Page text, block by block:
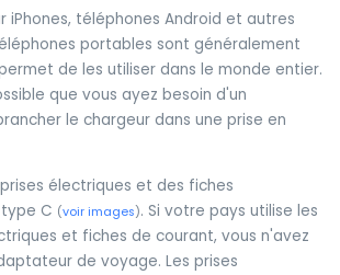
iPhones, téléphones Android et autres
portables sont généralement
de les utiliser dans le monde entier.
que vous ayez besoin d'un
le chargeur dans une prise en
électriques et des fiches
C (voir images). Si votre pays utilise les
et fiches de courant, vous n'avez
de voyage. Les prises